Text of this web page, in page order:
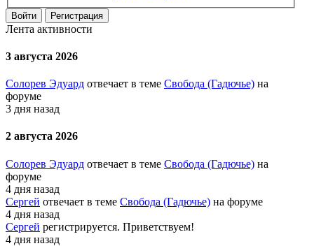
Войти Регистрация
Лента активности
3 августа 2026
Солорев Эдуард отвечает в теме Свобода (Гадючье) на
форуме
3 дня назад
2 августа 2026
Солорев Эдуард отвечает в теме Свобода (Гадючье) на
форуме
4 дня назад
Сергей отвечает в теме Свобода (Гадючье) на форуме
4 дня назад
Сергей регистрируется. Приветствуем!
4 дня назад